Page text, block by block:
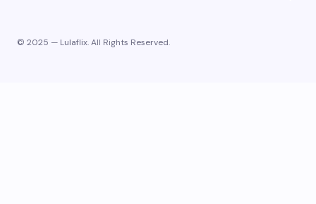
© 2025 — Lulaflix. All Rights Reserved.